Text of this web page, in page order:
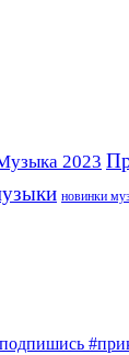
2023
новинки